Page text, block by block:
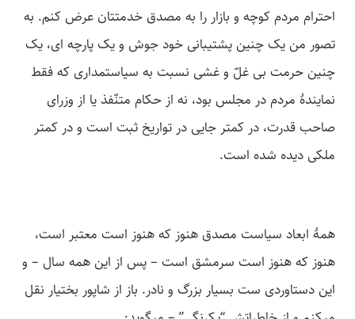
احترام مردم کوچه و بازار را به مصدق خدمتتان عرض کنم. به
تصور من یک چنین پشتیبانی خود جوش و یک پارچه ­ای، یک
چنین حرمت بی­ غلّ و غشی نسبت به سیاستمداری که فقط
نمایندۀ مردم در مجلس بود، نه از حکام متنّفذ یا از وزرای
صاحب قدرت، در کمتر جایی در تواریخ ثبت است و در کمتر
ملکی دیده شده است.
همۀ ابعاد سیاست مصدق هنوز که هنوز است معتبر است،
هنوز که هنوز است سرمشق است – پس از این همه سال – و
این دستاوردی ست بسیار بزرگ و نادر. باز از شاپور بختیار نقل